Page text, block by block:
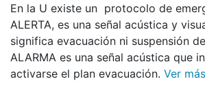
En la U existe un protocolo de
ALERTA, es una señal acústica y
significa evacuación ni suspensión
ALARMA es una señal acústica que
activarse el plan evacuación. Ver